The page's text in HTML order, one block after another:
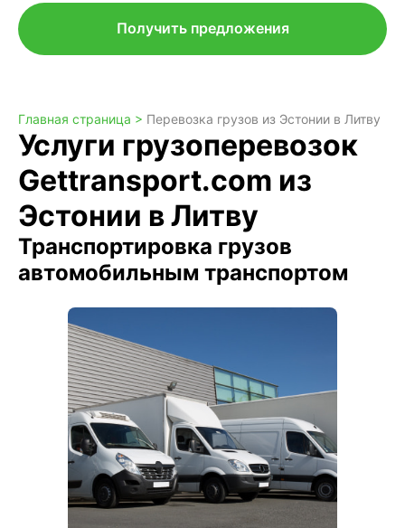
Получить предложения
Главная страница > Перевозка грузов из Эстонии в Литву
Услуги грузоперевозок
Gettransport.com из
Эстонии в Литву
Транспортировка грузов
автомобильным транспортом